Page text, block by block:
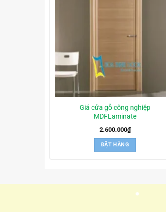
Giá cửa gỗ công nghiệp
MDFLaminate
2.600.000₫
ĐẶT HÀNG